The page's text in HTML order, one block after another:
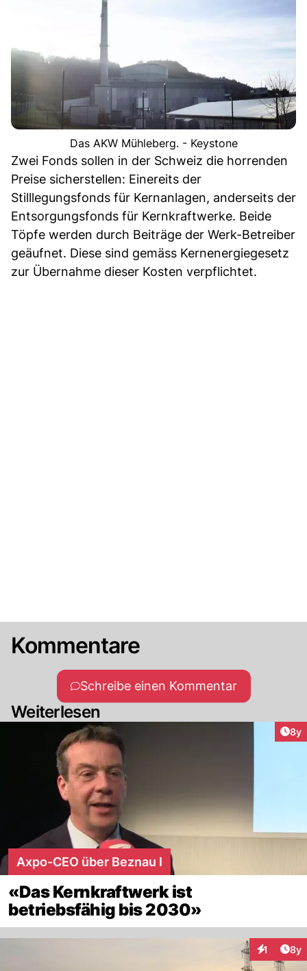
Das AKW Mühleberg. - Keystone
Zwei Fonds sollen in der Schweiz die horrenden
Preise sicherstellen: Einereits der
Stilllegungsfonds für Kernanlagen, anderseits der
Entsorgungsfonds für Kernkraftwerke. Beide
Töpfe werden durch Beiträge der Werk-Betreiber
geäufnet. Diese sind gemäss Kernenergiegesetz
zur Übernahme dieser Kosten verpflichtet.
Kommentare
Schreibe einen Kommentar
Weiterlesen
8y
Axpo-CEO über Beznau I
«Das Kernkraftwerk ist
betriebsfähig bis 2030»
1 8y